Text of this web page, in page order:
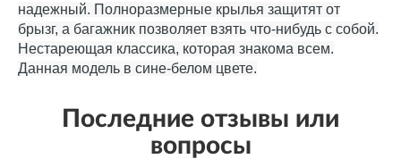
надежный. Полноразмерные крылья защитят от
брызг, а багажник позволяет взять что-нибудь с собой.
Нестареющая классика, которая знакома всем.
Данная модель в сине-белом цвете.
Последние отзывы или
вопросы